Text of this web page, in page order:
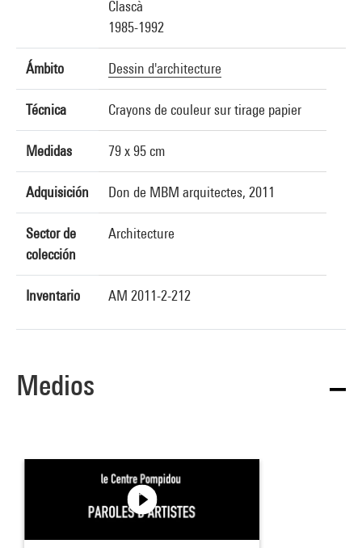
Clascà
1985-1992
Ámbito Dessin d'architecture
Técnica Crayons de couleur sur tirage papier
Medidas 79 x 95 cm
Adquisición Don de MBM arquitectes, 2011
Sector de
colección
Architecture
Inventario AM 2011-2-212
Medios